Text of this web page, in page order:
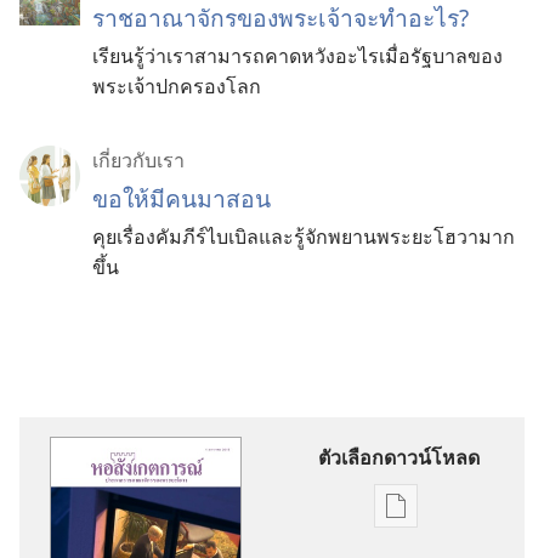
ราชอาณาจักรของพระเจ้าจะทำอะไร?
เรียนรู้ว่าเราสามารถคาดหวังอะไรเมื่อรัฐบาลของ
พระเจ้าปกครองโลก
เกี่ยว​กับ​เรา
ขอ​ให้​มี​คน​มา​สอน
คุย​เรื่อง​คัมภีร์​ไบเบิล​และ​รู้จัก​พยาน​พระ​ยะโฮวา​มาก​
ขึ้น
ตัวเลือกดาวน์โหลด
ตัว